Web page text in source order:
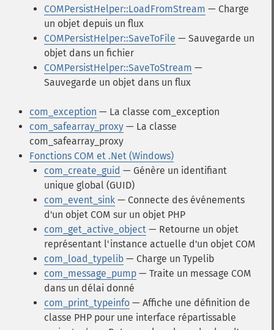
COMPersistHelper::LoadFromStream — Charge
un objet depuis un flux
COMPersistHelper::SaveToFile — Sauvegarde un
objet dans un fichier
COMPersistHelper::SaveToStream —
Sauvegarde un objet dans un flux
com_exception — La classe com_exception
com_safearray_proxy — La classe
com_safearray_proxy
Fonctions COM et .Net (Windows)
com_create_guid — Génère un identifiant
unique global (GUID)
com_event_sink — Connecte des événements
d'un objet COM sur un objet PHP
com_get_active_object — Retourne un objet
représentant l'instance actuelle d'un objet COM
com_load_typelib — Charge un Typelib
com_message_pump — Traite un message COM
dans un délai donné
com_print_typeinfo — Affiche une définition de
classe PHP pour une interface répartissable